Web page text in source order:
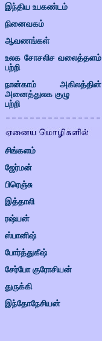
இந்திய உபகண்டம்
நினைவகம்
ஆவணங்கள்
உலக சோசலிச வலைத்தளம்
பற்றி
நான்காம் அகிலத்தின்
அனைத்துலக குழு
பற்றி
சிங்களம்
ஜேர்மன்
பிரெஞ்சு
இத்தாலி
ரஷ்யன்
ஸ்பானிஷ்
போர்த்துகீஷ்
சேர்போ குரோசியன்
துருக்கி
இந்தோநேசியன்